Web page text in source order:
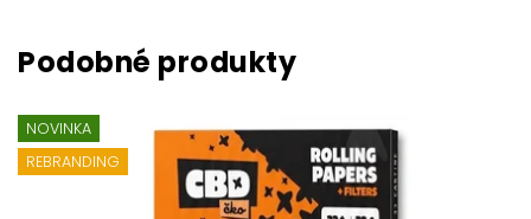
NOVINKA
REBRANDING